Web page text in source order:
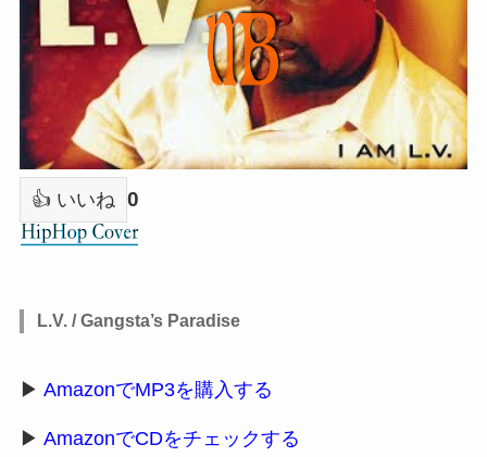
👍 いいね 0
L.V. / Gangsta’s Paradise
▶ AmazonでMP3を購入する
▶ AmazonでCDをチェックする